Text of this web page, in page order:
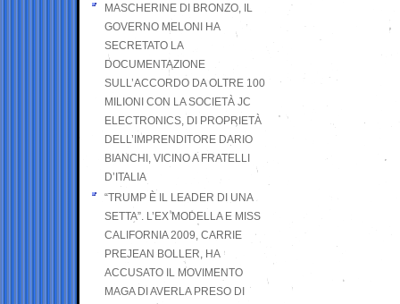
MASCHERINE DI BRONZO, IL
GOVERNO MELONI HA
SECRETATO LA
DOCUMENTAZIONE
SULL’ACCORDO DA OLTRE 100
MILIONI CON LA SOCIETÀ JC
ELECTRONICS, DI PROPRIETÀ
DELL’IMPRENDITORE DARIO
BIANCHI, VICINO A FRATELLI
D’ITALIA
“TRUMP È IL LEADER DI UNA
SETTA”. L’EX MODELLA E MISS
CALIFORNIA 2009, CARRIE
PREJEAN BOLLER, HA
ACCUSATO IL MOVIMENTO
MAGA DI AVERLA PRESO DI